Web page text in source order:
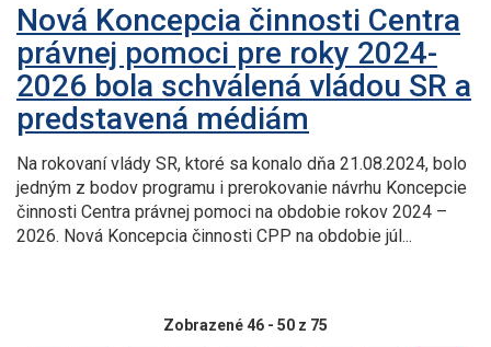
Nová Koncepcia činnosti Centra
právnej pomoci pre roky 2024-
2026 bola schválená vládou SR a
predstavená médiám
Na rokovaní vlády SR, ktoré sa konalo dňa 21.08.2024, bolo
jedným z bodov programu i prerokovanie návrhu Koncepcie
činnosti Centra právnej pomoci na obdobie rokov 2024 –
2026. Nová Koncepcia činnosti CPP na obdobie júl...
Zobrazené 46 - 50 z 75